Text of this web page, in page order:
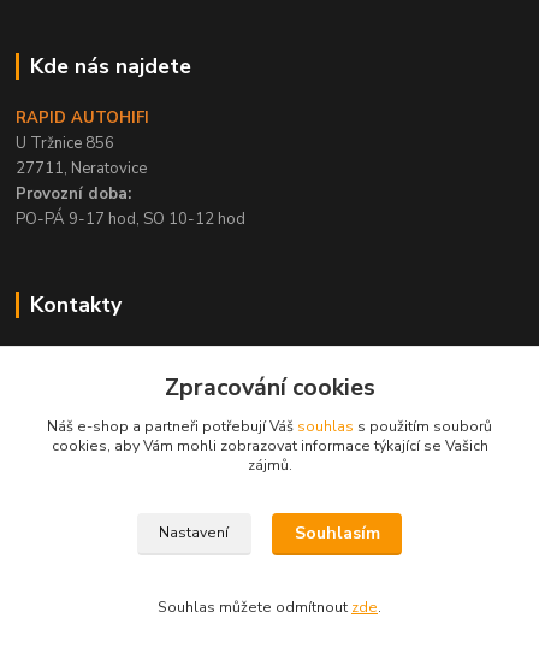
Kde nás najdete
RAPID AUTOHIFI
U Tržnice 856
27711, Neratovice
Provozní doba:
PO-PÁ 9-17 hod, SO 10-12 hod
Kontakty
PO-PÁ / 9-17 hod, SO 10-12 hod
info@rapid-autohifi.com
Všechna práva vyhrazena © 2004-2024 Rapid Autohifi
Zpracování cookies
Náš e-shop a partneři potřebují Váš souhlas s použitím souborů
cookies, aby Vám mohli zobrazovat informace týkající se Vašich
zájmů.
Nastavení Souhlasím
Souhlas můžete odmítnout zde.